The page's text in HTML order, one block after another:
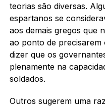
teorias são diversas.
espartanos se
aos demais gregos que
ao ponto de
dizer que os
plenamente na
soldados.
Outros sugerem uma